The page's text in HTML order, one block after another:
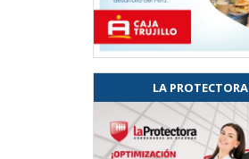
LA PROTECTORA